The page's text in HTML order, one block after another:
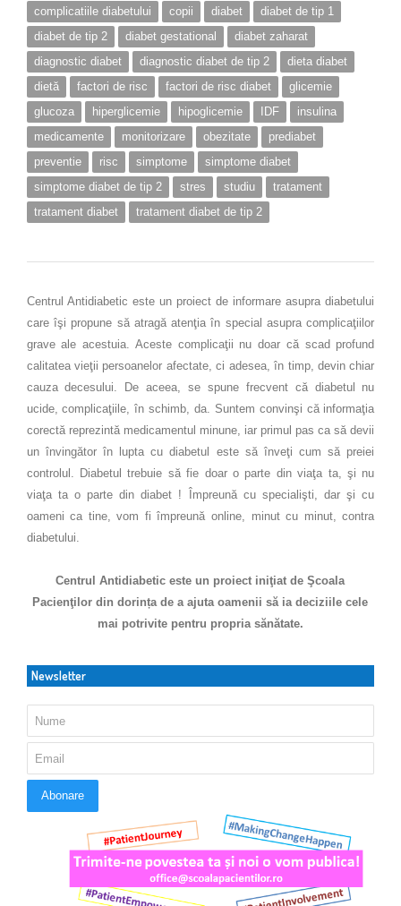
complicatiile diabetului
copii diabet
diabet de tip 1
diabet de tip 2
diabet gestational
diabet zaharat
diagnostic diabet
diagnostic diabet de tip 2
dieta diabet
dietă
factori de risc factori de risc diabet
glicemie
glucoza
hiperglicemie hipoglicemie IDF
insulina
medicamente
monitorizare obezitate
prediabet
preventie
risc simptome
simptome diabet
simptome diabet de tip 2
stres studiu
tratament
tratament diabet
tratament diabet de tip 2
Centrul Antidiabetic este un proiect de informare asupra diabetului
care îşi propune să atragă atenţia în special asupra complicaţiilor
grave ale acestuia. Aceste complicaţii nu doar că scad profund
calitatea vieţii persoanelor afectate, ci adesea, în timp, devin chiar
cauza decesului. De aceea, se spune frecvent că diabetul nu
ucide, complicaţiile, în schimb, da. Suntem convinşi că informaţia
corectă reprezintă medicamentul minune, iar primul pas ca să devii
un învingător în lupta cu diabetul este să înveţi cum să preiei
controlul. Diabetul trebuie să fie doar o parte din viaţa ta, şi nu
viaţa ta o parte din diabet ! Împreună cu specialişti, dar şi cu
oameni ca tine, vom fi împreună online, minut cu minut, contra
diabetului.
Centrul Antidiabetic este un proiect iniţiat de Şcoala
Pacienţilor din dorința de a ajuta oamenii să ia deciziile cele
mai potrivite pentru propria sănătate.
Newsletter